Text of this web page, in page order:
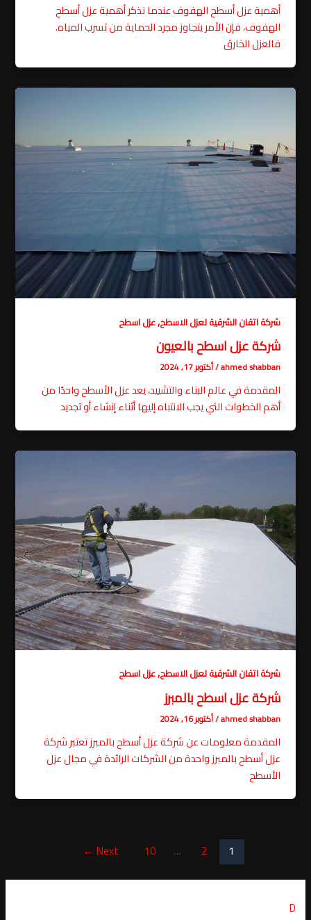
D
أهمية عزل أسطح الهفوف عندما نذكر أهمية عزل أسطح
الهفوف، فإن الأمر يتجاوز مجرد الحماية من تسرب المياه.
فالعزل الخارق
شركة اتقان الشرقية لعزل الاسطح,عزل اسطح
شركة عزل اسطح بالعيون
ahmed shabban
/أكتوبر 17, 2024
المقدمة في عالم البناء والتشييد، يعد عزل الأسطح واحدًا من
أهم الخطوات التي يجب الانتباه إليها أثناء إنشاء أو تجديد
شركة اتقان الشرقية لعزل الاسطح,عزل اسطح
شركة عزل اسطح بالمبرز
ahmed shabban
/أكتوبر 16, 2024
المقدمة معلومات عن شركة عزل أسطح بالمبرز تعتبر شركة
عزل أسطح بالمبرز واحدة من الشركات الرائدة في مجال عزل
الأسطح
1
2
…
10
Next
←